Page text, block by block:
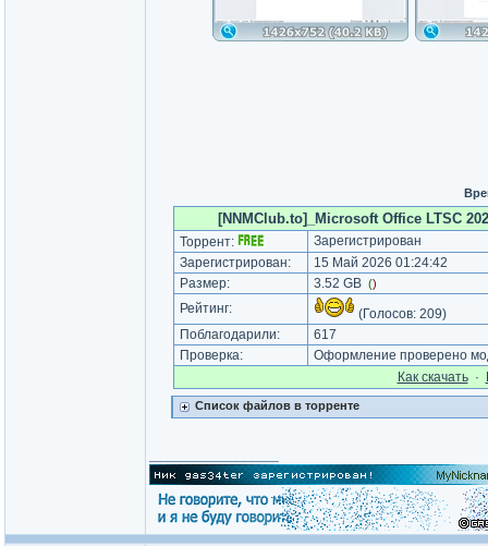
[NNMClub.to]_Microsoft Office LTSC
Торрент:
Зарегистрирован
Зарегистрирован:
15 Май 2026 01:24:42
Размер:
3.52 GB ()
Рейтинг: (Голосов: 209)
Поблагодарили:
617
Проверка:
Оформление проверено
Как cкачать·
Список файлов в торренте